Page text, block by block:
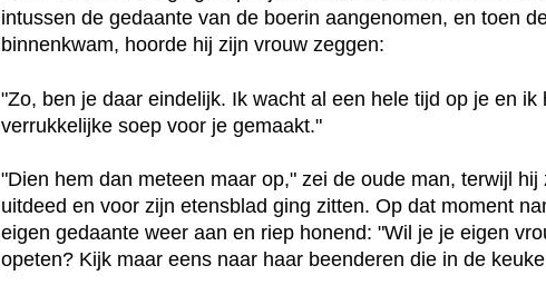
intussen de gedaante van de boerin aangenomen, en toen
binnenkwam, hoorde hij zijn vrouw zeggen:
"Zo, ben je daar eindelijk. Ik wacht al een hele tijd op je en ik
verrukkelijke soep voor je gemaakt."
"Dien hem dan meteen maar op," zei de oude man, terwijl hij
uitdeed en voor zijn etensblad ging zitten. Op dat moment
eigen gedaante weer aan en riep honend: "Wil je je eigen
opeten? Kijk maar eens naar haar beenderen die in de